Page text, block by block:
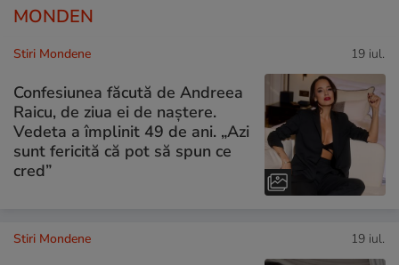
MONDEN
Stiri Mondene 19 iul.
Confesiunea făcută de Andreea
Raicu, de ziua ei de naștere.
Vedeta a împlinit 49 de ani. „Azi
sunt fericită că pot să spun ce
cred”
Stiri Mondene 19 iul.